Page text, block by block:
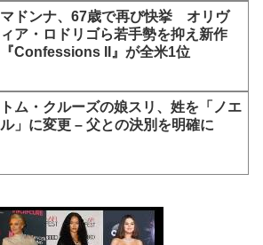
マドンナ、67歳で再び快挙 オリヴ
ィア・ロドリゴら若手勢を抑え新作
『Confessions II』が全米1位
トム・クルーズの娘スリ、姓を「ノエ
ル」に変更 – 父との決別を明確に